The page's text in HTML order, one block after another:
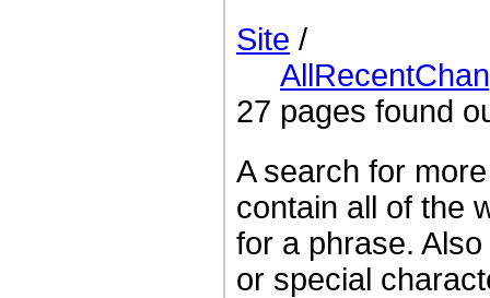
Site /
27 pages found
A search for
contain all of the
for a phrase.
or special